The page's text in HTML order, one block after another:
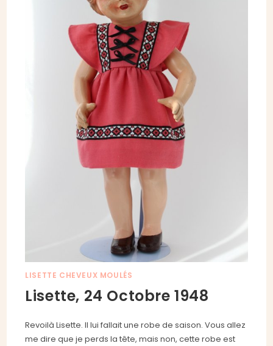
LISETTE CHEVEUX MOULÉS
Lisette, 24 Octobre 1948
Revoilà Lisette. Il lui fallait une robe de saison. Vous allez
me dire que je perds la tête, mais non, cette robe est